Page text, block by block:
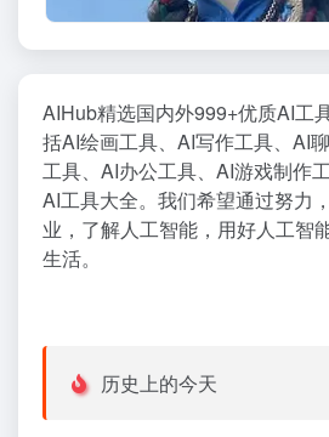
AIHub精选国内外999+优质AI工
括AI绘画工具、AI写作工具、AI
工具、AI办公工具、AI游戏制作
AI工具大全。我们希望通过努力
业，了解人工智能，用好人工智
生活。
历史上的今天